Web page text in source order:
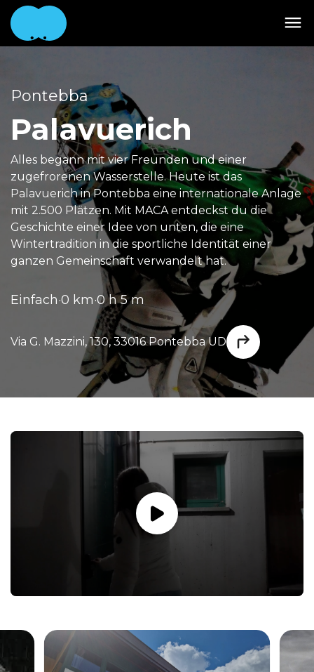
Pontebba
Palavuerich
Alles begann mit vier Freunden und einer
zugefrorenen Wasserstelle. Heute ist das
Palavuerich in Pontebba eine internationale Anlage
mit 2.500 Plätzen. Mit MACA entdeckst du die
Geschichte einer Idee von unten, die eine
Wintertradition in die sportliche Identität einer
ganzen Gemeinschaft verwandelt hat.
Einfach·0 km·0 h 5 m
Via G. Mazzini, 130, 33016 Pontebba UD